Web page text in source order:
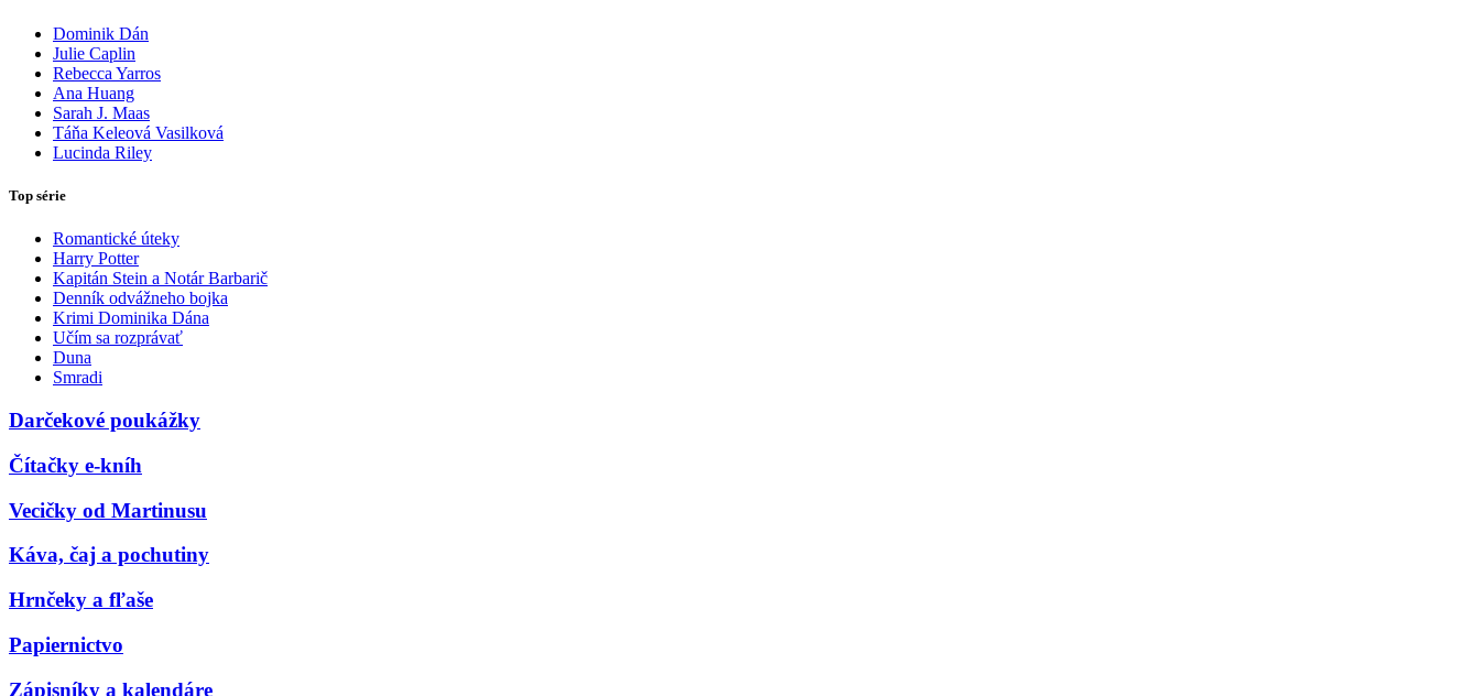
Dominik Dán
Julie Caplin
Rebecca Yarros
Ana Huang
Sarah J. Maas
Táňa Keleová Vasilková
Lucinda Riley
Top série
Romantické úteky
Harry Potter
Kapitán Stein a Notár Barbarič
Denník odvážneho bojka
Krimi Dominika Dána
Učím sa rozprávať
Duna
Smradi
Darčekové poukážky
Čítačky e-kníh
Vecičky od Martinusu
Káva, čaj a pochutiny
Hrnčeky a fľaše
Papiernictvo
Zápisníky a kalendáre